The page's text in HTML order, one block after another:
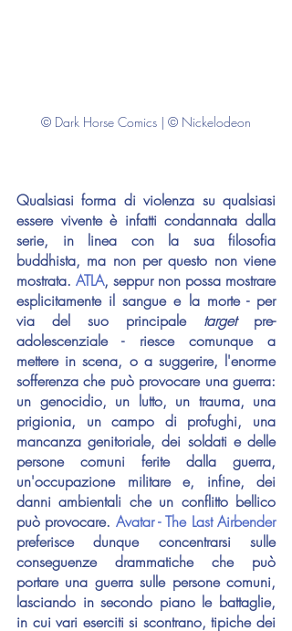
© Dark Horse Comics | © Nickelodeon
Qualsiasi forma di violenza su qualsiasi
essere vivente è infatti condannata dalla
serie, in linea con la sua filosofia
buddhista, ma non per questo non viene
mostrata. ATLA, seppur non possa mostrare
esplicitamente il sangue e la morte - per
via del suo principale target pre-
adolescenziale - riesce comunque a
mettere in scena, o a suggerire, l'enorme
sofferenza che può provocare una guerra:
un genocidio, un lutto, un trauma, una
prigionia, un campo di profughi, una
mancanza genitoriale, dei soldati e delle
persone comuni ferite dalla guerra,
un'occupazione militare e, infine, dei
danni ambientali che un conflitto bellico
può provocare. Avatar - The Last Airbender
preferisce dunque concentrarsi sulle
conseguenze drammatiche che può
portare una guerra sulle persone comuni,
lasciando in secondo piano le battaglie,